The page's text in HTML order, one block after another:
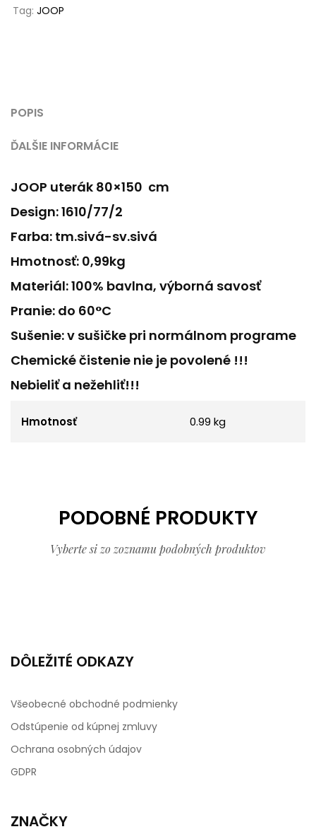
Tag: JOOP
POPIS
ĎALŠIE INFORMÁCIE
JOOP uterák 80×150 cm
Design: 1610/77/2
Farba: tm.sivá-sv.sivá
Hmotnosť: 0,99kg
Materiál: 100% bavlna, výborná savosť
Pranie: do 60°C
Sušenie: v sušičke pri normálnom programe
Chemické čistenie nie je povolené !!!
Nebieliť a nežehliť!!!
Hmotnosť 0.99 kg
PODOBNÉ PRODUKTY
Vyberte si zo zoznamu podobných produktov
DÔLEŽITÉ ODKAZY
Všeobecné obchodné podmienky
Odstúpenie od kúpnej zmluvy
Ochrana osobných údajov
GDPR
ZNAČKY